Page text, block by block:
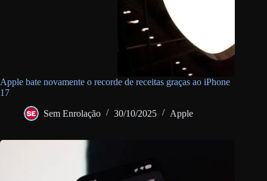
Apple bate novamente o recorde de receitas graças ao iPhone
17
Sem Enrolação 30/10/2025 Apple